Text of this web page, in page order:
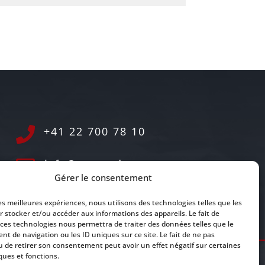
Gérer le consentement
meilleures expériences, nous utilisons des technologies telles que les
stocker et/ou accéder aux informations des appareils. Le fait de
technologies nous permettra de traiter des données telles que le
de navigation ou les ID uniques sur ce site. Le fait de ne pas
de retirer son consentement peut avoir un effet négatif sur certaines
et fonctions.
 +41 22 700 78 10
 info@concordo.com

matière de protection des données Concordo